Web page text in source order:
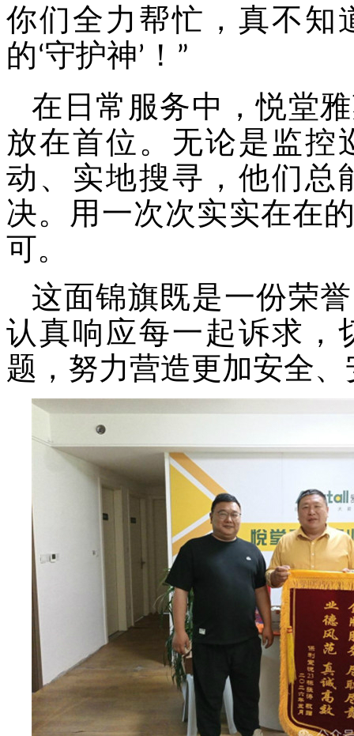
你们全力帮忙，真不知
的‘守护神’ ！ ”
在日常服务中，悦堂
放在首位。无论是监控
动、实地搜寻，他们总
决。用一次次实实在在
可。
这面锦旗既是一份荣
认真响应每一起诉求，
题，努力营造更加安全